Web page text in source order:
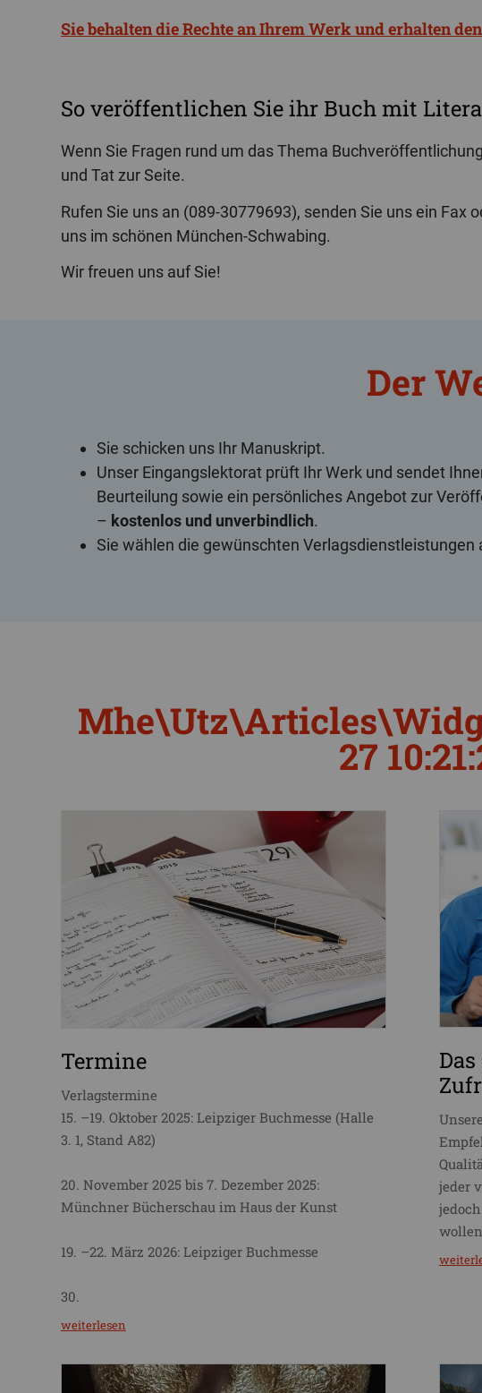
Sie behalten die Rechte an Ihrem Werk und erhalten
So veröffentlichen Sie ihr Buch mit
Wenn Sie Fragen rund um das Thema
und Tat zur Seite.
Rufen Sie uns an (089-30779693), senden Sie uns ein Fax
uns im schönen München-Schwabing.
Wir freuen uns auf Sie!
Der
Sie schicken uns Ihr Manuskript.
Unser Eingangs­lektorat prüft Ihr Werk und sendet
Beurteilung sowie ein persön­liches Angebot zur
– kostenlos und unverbindlich.
Sie wählen die gewünschten Verlags­dienst­leistungen
27
Termine
Verlagstermine
15. –19. Oktober 2025: Leipziger Buchmesse (Halle
3. 1, Stand A82)
20. November 2025 bis 7. Dezember 2025:
Münchner Bücherschau im Haus der Kunst
19. –22. März 2026: Leipziger Buchmesse
30.
weiterlesen
jeder